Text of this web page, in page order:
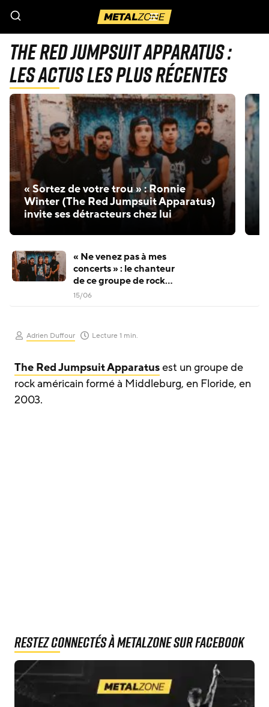
Menu
Adrien Duffour Lecture 1 min.
The Red Jumpsuit Apparatusest un groupe de
rock américain formé à Middleburg, en Floride, en
2003.
The Red Jumpsuit Apparatus :
Les actus les plus récentes
« Sortez de votre trou » : Ronnie
Winter (The Red Jumpsuit Apparatus)
invite ses détracteurs chez lui
« Ne venez pas à mes
concerts » : le chanteur
de ce groupe de rock
populaire s’adresse aux
15/06
Restez connectés à MetalZone sur Facebook